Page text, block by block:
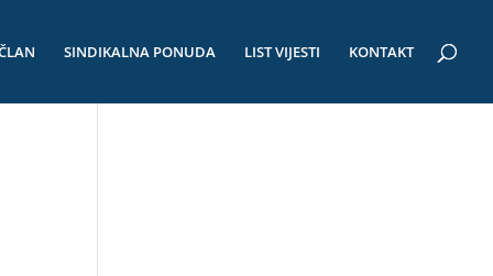
SINDIKALNA PONUDA LIST VIJESTI KONTAKT